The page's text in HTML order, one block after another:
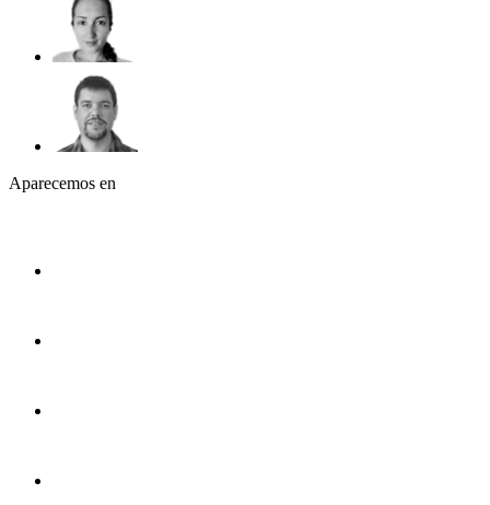
Aparecemos en